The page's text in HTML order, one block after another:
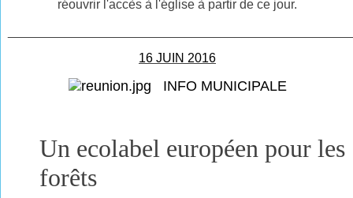
réouvrir l'accès à l'église à partir de ce jour.
16 JUIN 2016
INFO MUNICIPALE
Un ecolabel européen pour les
forêts